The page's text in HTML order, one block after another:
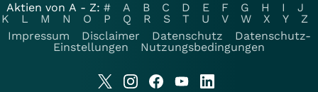
Aktien von A - Z: # A B C D E F G H I
J
K
L M N O P Q R S T U V W X Y
Z
Impressum
Disclaimer Datenschutz
Datenschutz-
Einstellungen
Nutzungsbedingungen